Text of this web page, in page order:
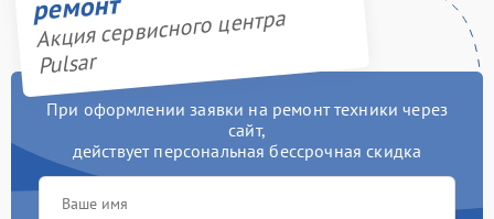
Акция сервисного центра
Pulsar
При оформлении заявки на ремонт техники через
сайт,
действует персональная бессрочная скидка